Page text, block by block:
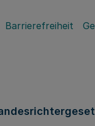
Barrierefreiheit